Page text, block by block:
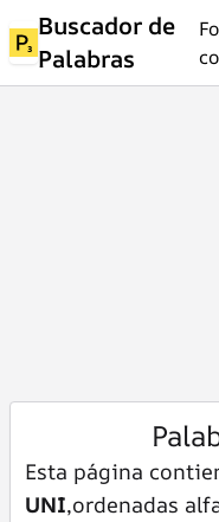
Buscador de
Palabras
Esta página
UNI,ordenadas